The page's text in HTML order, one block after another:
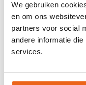
We gebruiken
en om ons
partners voor social
andere informatie
services.
Award uitreiking
Personeelsfeest
Jubileumevent
Beloningsreis
Bestuursmeeting